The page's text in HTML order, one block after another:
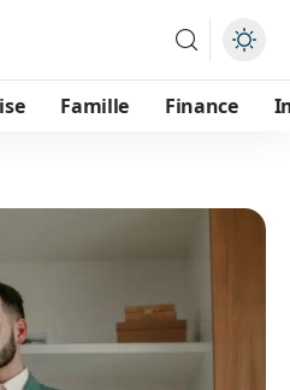
Famille Finance